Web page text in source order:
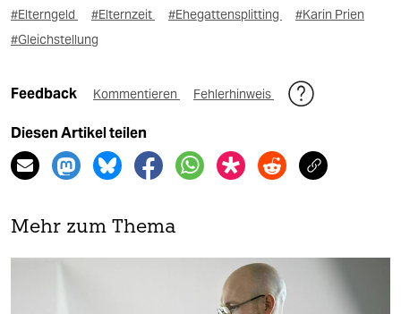
#Elterngeld #Elternzeit #Ehegattensplitting
#Karin Prien
#Gleichstellung
Feedback Kommentieren Fehlerhinweis
Diesen Artikel teilen
Mehr zum Thema